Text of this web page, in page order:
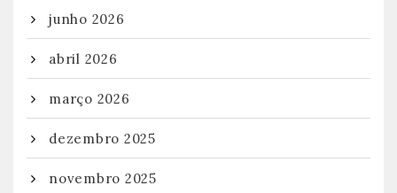
junho 2026
abril 2026
março 2026
dezembro 2025
novembro 2025